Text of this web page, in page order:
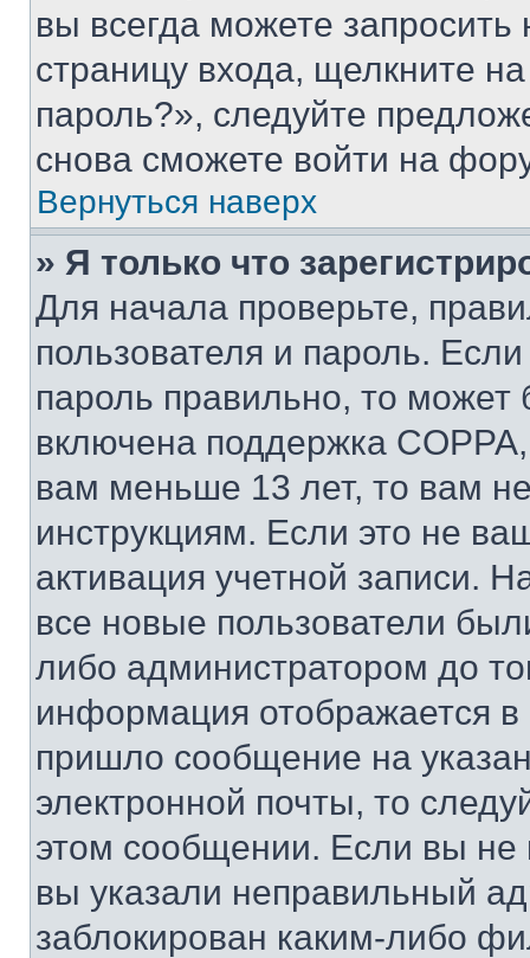
вы всегда можете
страницу входа, щелкните
пароль?», следуйте
снова сможете войти на
Вернуться наверх
» Я только что
Для начала проверьте,
пользователя и пароль.
пароль правильно, то может
включена поддержка
вам меньше 13 лет, то вам
инструкциям. Если это не
активация учетной записи.
все новые пользователи
либо администратором до
информация отображается
пришло сообщение на
электронной почты, то
этом сообщении. Если вы
вы указали неправильный
заблокирован каким-либо